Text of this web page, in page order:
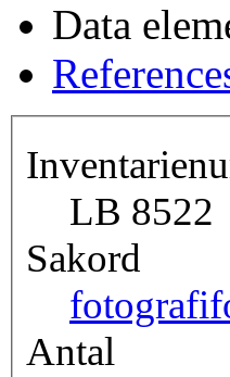
Data
LB 8522
Sakord
fotografi
Antal